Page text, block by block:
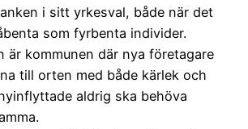
i sitt yrkesval, både när det
som fyrbenta individer.
är kommunen där nya företagare
till orten med både kärlek och
aldrig ska behöva